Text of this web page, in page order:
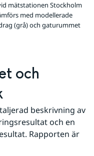
mätstationen Stockholm
med modellerade
(grå) och gaturummet
och
beskrivning av
och en
Rapporten är